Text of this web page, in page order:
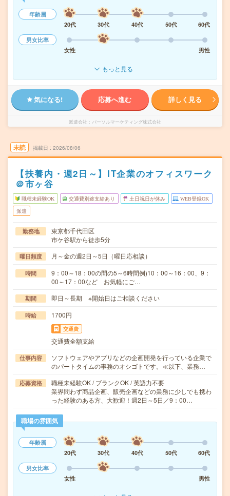
年齢層
20代
30代 40代 50代
60代
男女比率
女性
男性
もっと見る
気になる! 応募へ進む 詳しく見る
派遣会社 パーソルマーケティング株式会社
未読 掲載日 2026/08/06
【扶養内・週2日～】IT企業のオフィスワーク
＠市ヶ谷
職種未経験OK 交通費別途支給あり 土日祝日が休み WEB登録OK
派遣
勤務地
東京都千代田区
市ケ谷駅から徒歩5分
曜日頻度 月～金の週2日～5日（曜日応相談）
時間
9：00～18：00の間の5～6時間例)10：00～16：00、9：
00～17：00など お気軽にご…
期間 即日～長期 ※開始日はご相談ください
時給 1700円
交通費
交通費全額支給
仕事内容
ソフトウェアやアプリなどの企画開発を行っている企業で
のパートタイムの事務のオシゴトです。≪以下、業務…
応募資格
職種未経験OK / ブランクOK / 英語力不要
業界問わず商品企画、販売企画などの業務に少しでも携わ
った経験のある方、大歓迎！週2日～5日／9：00…
職場の雰囲気
年齢層
20代
30代 40代 50代
60代
男女比率
女性
男性